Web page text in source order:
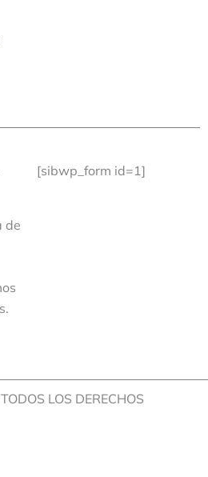
de
[sibwp_form id=1]
LOS DERECHOS